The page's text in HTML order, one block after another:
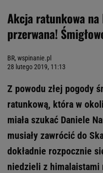
Akcja ratunkowa na
przerwana!
BR, wspinanie.pl
28 lutego 2019, 11:13
Z powodu złej pogody
ratunkową, która w
miała szukać Daniele
musiały zawrócić do
dokładnie rozpocznie
niedzieli z himalaistami